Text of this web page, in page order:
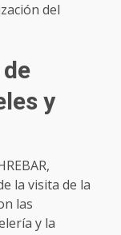
del
y
la visita de la
las
y la